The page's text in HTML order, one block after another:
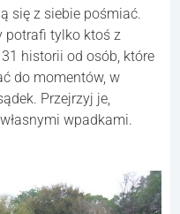
się z siebie pośmiać.
potrafi tylko ktoś z
historii od osób, które
do momentów, w
Przejrzyj je,
wpadkami.